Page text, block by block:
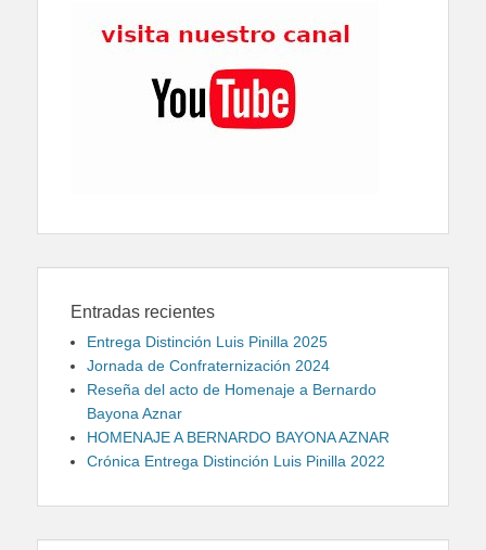
Entradas recientes
Entrega Distinción Luis Pinilla 2025
Jornada de Confraternización 2024
Reseña del acto de Homenaje a Bernardo
Bayona Aznar
HOMENAJE A BERNARDO BAYONA AZNAR
Crónica Entrega Distinción Luis Pinilla 2022